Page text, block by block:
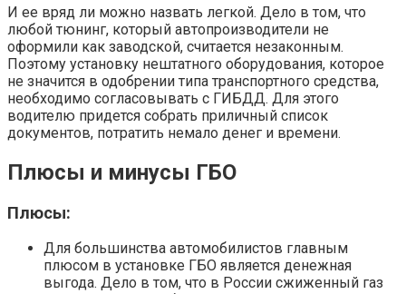
И ее вряд ли можно назвать легкой. Дело в том, что
любой тюнинг, который автопроизводители не
оформили как заводской, считается незаконным.
Поэтому установку нештатного оборудования, которое
не значится в одобрении типа транспортного средства,
необходимо согласовывать с ГИБДД. Для этого
водителю придется собрать приличный список
документов, потратить немало денег и времени.
Плюсы и минусы ГБО
Плюсы:
Для большинства автомобилистов главным
плюсом в установке ГБО является денежная
выгода. Дело в том, что в России сжиженный газ